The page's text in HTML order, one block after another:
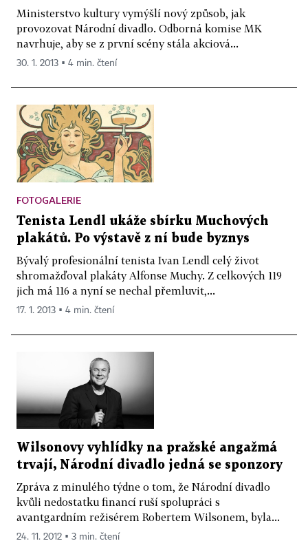
Ministerstvo kultury vymýšlí nový způsob, jak
provozovat Národní divadlo. Odborná komise MK
navrhuje, aby se z první scény stála akciová...
30. 1. 2013 ▪ 4 min. čtení
FOTOGALERIE
Tenista Lendl ukáže sbírku Muchových
plakátů. Po výstavě z ní bude byznys
Bývalý profesionální tenista Ivan Lendl celý život
shromažďoval plakáty Alfonse Muchy. Z celkových 119
jich má 116 a nyní se nechal přemluvit,...
17. 1. 2013 ▪ 4 min. čtení
Wilsonovy vyhlídky na pražské angažmá
trvají, Národní divadlo jedná se sponzory
Zpráva z minulého týdne o tom, že Národní divadlo
kvůli nedostatku financí ruší spolupráci s
avantgardním režisérem Robertem Wilsonem, byla...
24. 11. 2012 ▪ 3 min. čtení